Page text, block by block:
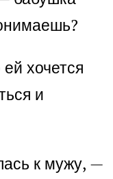
хочется
и
к мужу, —